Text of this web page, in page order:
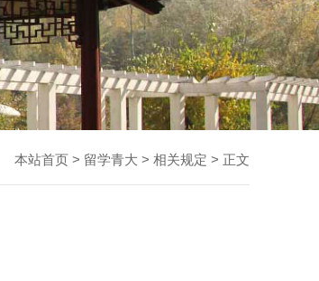
本站首页 > 留学青大 > 相关规定 > 正文